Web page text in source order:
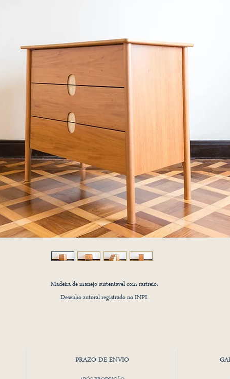
Madeira de manejo sustentável com rastreio.
Desenho autoral registrado no INPI.
PRAZO DE ENVIO